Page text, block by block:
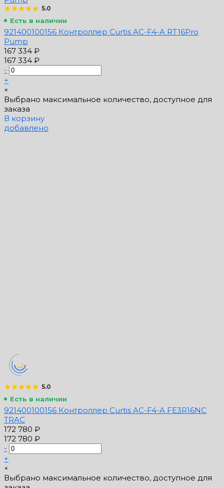
5.0
Есть в наличии
921400100156 Контроллер Curtis AC-F4-A RT16Pro
Pump
167 334 ₽
167 334 ₽
-
+
×
Выбрано максимальное количество, доступное для
заказа
В корзину
добавлено
5.0
Есть в наличии
921400100156 Контроллер Curtis AC-F4-A FE3R16NC
TRAC
172 780 ₽
172 780 ₽
-
+
×
Выбрано максимальное количество, доступное для